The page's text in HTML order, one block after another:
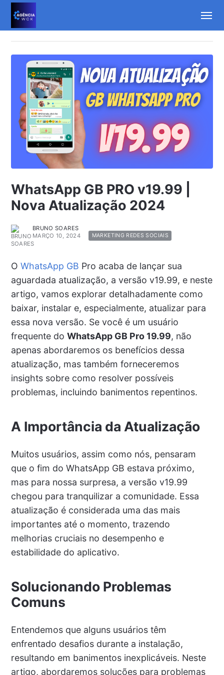
WhatsApp GB PRO v19.99 |
Nova Atualização 2024
BRUNO SOARES
MARÇO 10, 2024
MARKETING REDES SOCIAIS
O WhatsApp GB Pro acaba de lançar sua
aguardada atualização, a versão v19.99, e neste
artigo, vamos explorar detalhadamente como
baixar, instalar e, especialmente, atualizar para
essa nova versão. Se você é um usuário
frequente do WhatsApp GB Pro 19.99, não
apenas abordaremos os benefícios dessa
atualização, mas também forneceremos
insights sobre como resolver possíveis
problemas, incluindo banimentos repentinos.
A Importância da Atualização
Muitos usuários, assim como nós, pensaram
que o fim do WhatsApp GB estava próximo,
mas para nossa surpresa, a versão v19.99
chegou para tranquilizar a comunidade. Essa
atualização é considerada uma das mais
importantes até o momento, trazendo
melhorias cruciais no desempenho e
estabilidade do aplicativo.
Solucionando Problemas
Comuns
Entendemos que alguns usuários têm
enfrentado desafios durante a instalação,
resultando em banimentos inexplicáveis. Neste
artigo, abordaremos soluções para problemas